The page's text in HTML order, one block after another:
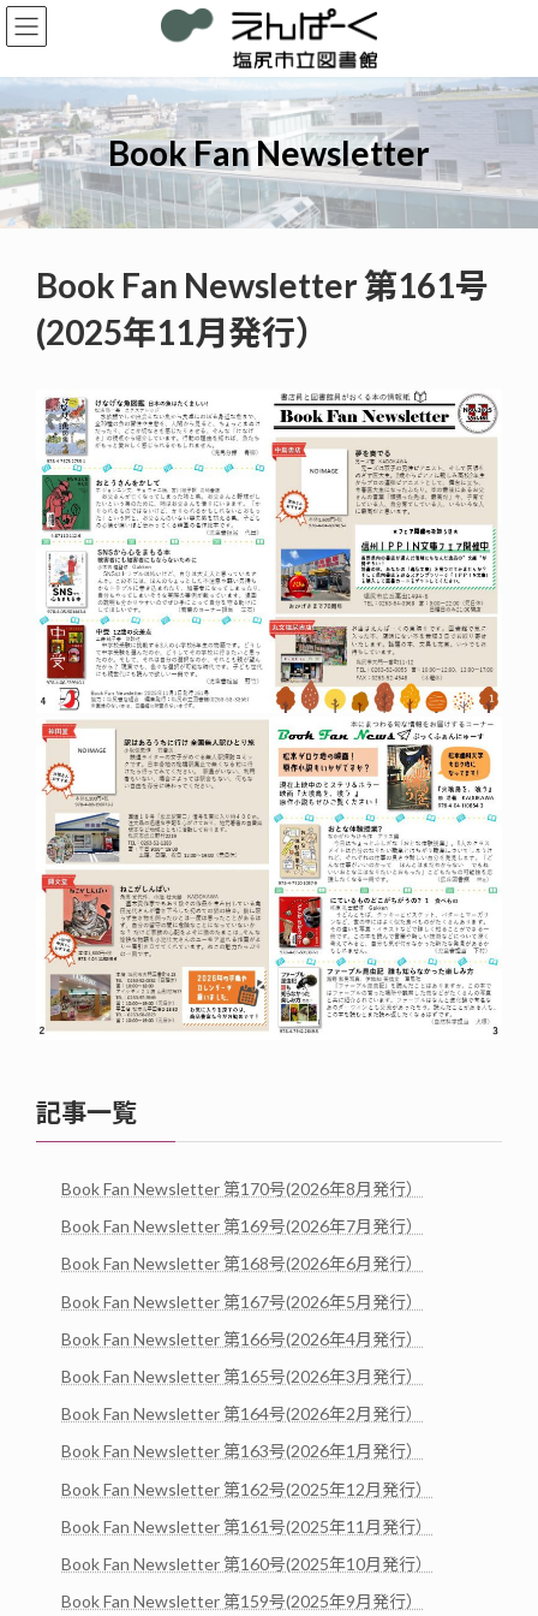
コ
ン
ン
ツ
へ
ス
キ
ッ
プ
ナ
ビ
ー
シ
ョ
ン
に
移
動
Book Fan Newsletter
Book Fan Newsletter 第161号
(2025年11月発行）
記事一覧
Book Fan Newsletter 第170号(2026年8月発行）
Book Fan Newsletter 第169号(2026年7月発行）
Book Fan Newsletter 第168号(2026年6月発行）
Book Fan Newsletter 第167号(2026年5月発行）
Book Fan Newsletter 第166号(2026年4月発行）
Book Fan Newsletter 第165号(2026年3月発行）
Book Fan Newsletter 第164号(2026年2月発行）
Book Fan Newsletter 第163号(2026年1月発行）
Book Fan Newsletter 第162号(2025年12月発行）
Book Fan Newsletter 第161号(2025年11月発行）
Book Fan Newsletter 第160号(2025年10月発行）
Book Fan Newsletter 第159号(2025年9月発行）